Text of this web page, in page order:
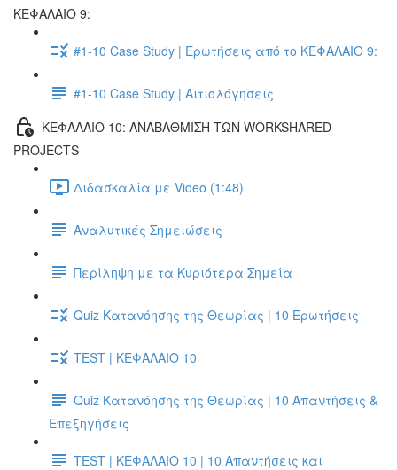
ΚΕΦΑΛΑΙΟ 9:
#1-10 Case Study | Ερωτήσεις από το ΚΕΦΑΛΑΙΟ 9:
#1-10 Case Study | Αιτιολόγησεις
ΚΕΦΑΛΑΙΟ 10: ΑΝΑΒΑΘΜΙΣΗ ΤΩΝ WORKSHARED
PROJECTS
Διδασκαλία με Video (1:48)
Αναλυτικές Σημειώσεις
Περίληψη με τα Κυριότερα Σημεία
Quiz Κατανόησης της Θεωρίας | 10 Ερωτήσεις
TEST | ΚΕΦΑΛΑΙΟ 10
Quiz Κατανόησης της Θεωρίας | 10 Απαντήσεις &
Επεξηγήσεις
TEST | ΚΕΦΑΛΑΙΟ 10 | 10 Απαντήσεις και